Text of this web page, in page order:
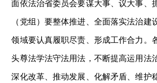
面依法治省委员会要谋大事、议大事、
（党组）要整体推进、全面落实法治建
领域要认真履职尽责、形成工作合力。
头尊法学法守法用法，不断提高运用法
深化改革、推动发展、化解矛盾、维护